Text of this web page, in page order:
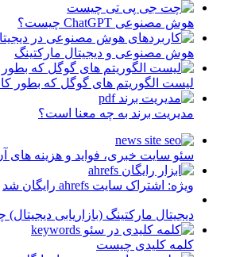
هوش مصنوعی ChatGPT چیست؟
هوش مصنوعی و دیجیتال مارکتینگ
لیست الگوریتم های گوگل که بطور
مدیریت برند به چه معنا است؟
سئو سایت خبری، فواید و هزینه های
ویژه: اشتراک سایت ahrefs رایگان شد
دیجیتال مارکتینگ (بازاریابی
کلمه کلیدی چیست